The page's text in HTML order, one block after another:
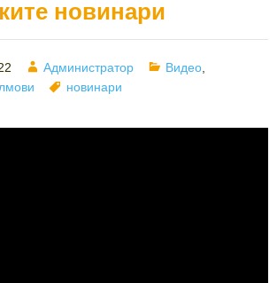
новинари
Author
Администратор Categories
Видео
Tags
новинари